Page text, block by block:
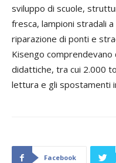
sviluppo di scuole,
fresca, lampioni stradali
riparazione di ponti e
Kisengo
didattiche, tra cui 2.000
lettura e gli spostamenti
Facebook